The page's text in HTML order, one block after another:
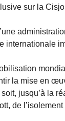
sur la
internationale
la mise en
jusqu’à la
de